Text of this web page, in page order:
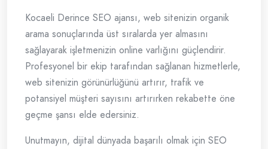
Kocaeli Derince SEO ajansı, web sitenizin organik
arama sonuçlarında üst sıralarda yer almasını
sağlayarak işletmenizin online varlığını güçlendirir.
Profesyonel bir ekip tarafından sağlanan hizmetlerle,
web sitenizin görünürlüğünü artırır, trafik ve
potansiyel müşteri sayısını artırırken rekabette öne
geçme şansı elde edersiniz.
Unutmayın, dijital dünyada başarılı olmak için SEO